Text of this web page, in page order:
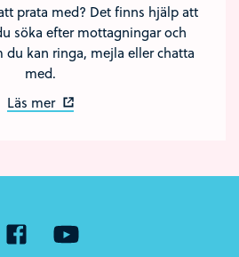
prata med? Det finns hjälp att
söka efter mottagningar och
du kan ringa, mejla eller chatta
med.
Läs mer